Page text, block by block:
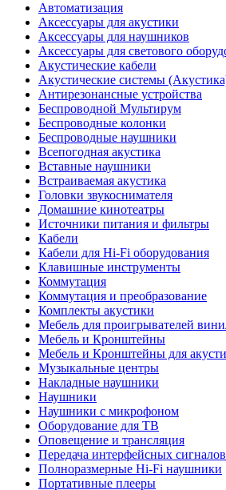
Автоматизация
Аксессуары для акустики
Аксессуары для наушников
Аксессуары для светового
Акустические кабели
Акустические системы
Антирезонансные устройства
Беспроводной Мультирум
Беспроводные колонки
Беспроводные наушники
Всепогодная акустика
Вставные наушники
Встраиваемая акустика
Головки звукоснимателя
Домашние кинотеатры
Источники питания и фильтры
Кабели
Кабели для Hi-Fi оборудования
Клавишные инструменты
Коммутация
Коммутация и преобразование
Комплекты акустики
Мебель для проигрывателей
Мебель и Кронштейны
Мебель и Кронштейны для
Музыкальные центры
Накладные наушники
Наушники
Наушники с микрофоном
Оборудование для ТВ
Оповещение и трансляция
Передача интерфейсных сигналов
Полноразмерные Hi-Fi наушники
Портативные плееры